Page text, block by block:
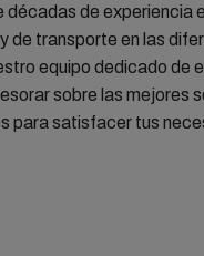
décadas de experiencia
de transporte en las
equipo dedicado de
sobre las mejores
para satisfacer tus